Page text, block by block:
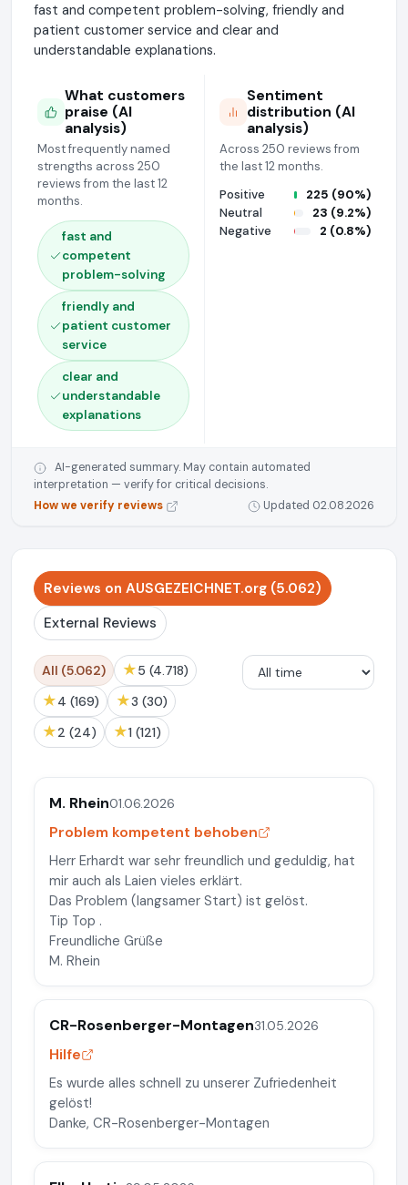
fast and competent problem-solving, friendly and
patient customer service and clear and
understandable explanations.
What customers
praise (AI
analysis)
Most frequently named
strengths across 250
reviews from the last 12
months.
fast and
competent
problem-solving
friendly and
patient customer
service
clear and
understandable
explanations
Sentiment
distribution (AI
analysis)
Across 250 reviews from
the last 12 months.
Positive
225 (90%)
Neutral
23 (9.2%)
Negative
2 (0.8%)
AI-generated summary. May contain automated
interpretation — verify for critical decisions.
How we verify reviews
Updated 02.08.2026
Reviews on AUSGEZEICHNET.org (5.062)
External Reviews
All (5.062) ★ 5 (4.718)
★ 4 (169) ★ 3 (30)
★ 2 (24) ★ 1 (121)
M. Rhein01.06.2026
Problem kompetent behoben
Herr Erhardt war sehr freundlich und geduldig, hat
mir auch als Laien vieles erklärt.
Das Problem (langsamer Start) ist gelöst.
Tip Top .
Freundliche Grüße
M. Rhein
CR-Rosenberger-Montagen31.05.2026
Hilfe
Es wurde alles schnell zu unserer Zufriedenheit
gelöst!
Danke, CR-Rosenberger-Montagen